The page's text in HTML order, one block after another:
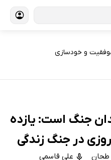
و خودسازی
جنگ است: یازده
در جنگ زندگی
طحان علی قاسمی